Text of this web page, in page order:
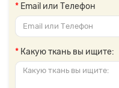
Email или Телефон
Какую ткань вы ищите: